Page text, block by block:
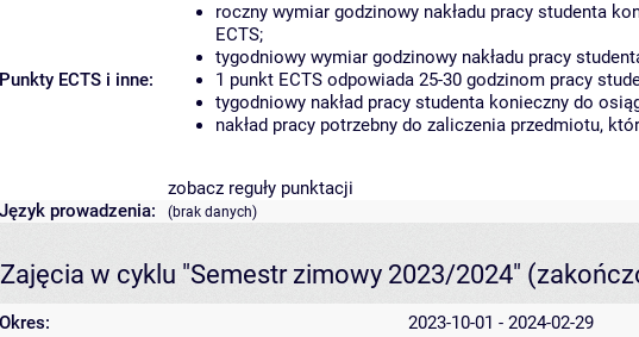
Punkty ECTS i inne:
roczny wymiar godzinowy nakładu pracy studenta
ECTS;
tygodniowy wymiar godzinowy nakładu pracy
1 punkt ECTS odpowiada 25-30 godzinom pracy
tygodniowy nakład pracy studenta konieczny do
nakład pracy potrzebny do zaliczenia przedmiotu,
zobacz reguły punktacji
Język prowadzenia:
(brak danych)
Zajęcia w cyklu "Semestr zimowy 2023/2024"
Okres: 2023-10-01 - 2024-02-29